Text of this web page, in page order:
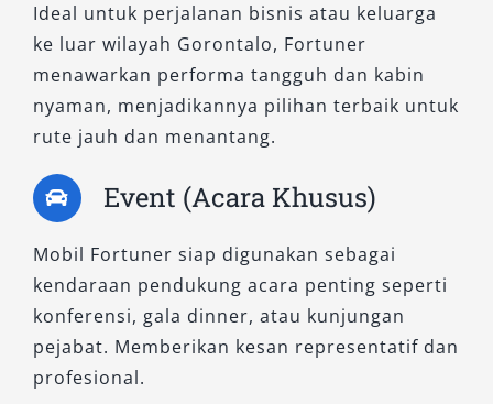
digunakan untuk perjalanan bersama keluarga
besar atau tamu kehormatan yang
menginginkan pengalaman berkendara lebih
eksklusif. Suspensinya empuk dan kabinnya
kedap, menjadikan setiap perjalanan panjang
terasa lebih menyenangkan.
Inilah varian tertinggi dari lini Fortuner yang
kami sewakan. Mengusung DNA sporty GR-S
(Gazoo Racing Sport), mobil ini tampil agresif
dengan desain bumper khas, velg eksklusif,
Ideal untuk perjalanan bisnis atau keluarga
ke luar wilayah Gorontalo, Fortuner
menawarkan performa tangguh dan kabin
nyaman, menjadikannya pilihan terbaik untuk
rute jauh dan menantang.
Event (Acara Khusus)
Mobil Fortuner siap digunakan sebagai
kendaraan pendukung acara penting seperti
konferensi, gala dinner, atau kunjungan
pejabat. Memberikan kesan representatif dan
profesional.